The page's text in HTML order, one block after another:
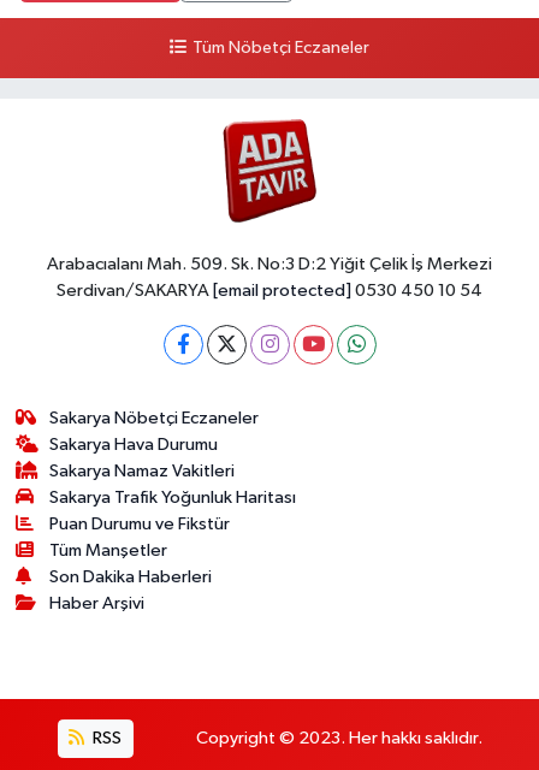
Tüm Nöbetçi Eczaneler
Arabacıalanı Mah. 509. Sk. No:3 D:2 Yiğit Çelik İş Merkezi
Serdivan/SAKARYA [email protected] 0530 450 10 54
Sakarya Nöbetçi Eczaneler
Sakarya Hava Durumu
Sakarya Namaz Vakitleri
Sakarya Trafik Yoğunluk Haritası
Puan Durumu ve Fikstür
Tüm Manşetler
Son Dakika Haberleri
Haber Arşivi
RSS Copyright © 2023. Her hakkı saklıdır.